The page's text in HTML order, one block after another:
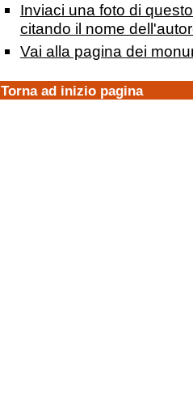
Inviaci una foto di
citando il nome
Vai alla pagina dei
Torna ad inizio pagina